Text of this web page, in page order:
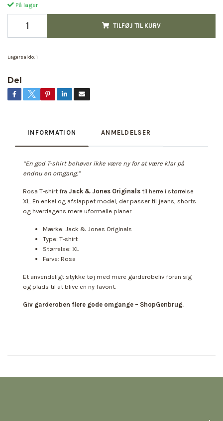
På lager
TILFØJ TIL KURV
Lagersaldo: 1
Del
INFORMATION ANMELDELSER
“En god T-shirt behøver ikke være ny for at være klar på
endnu en omgang.”
Rosa T-shirt fra Jack & Jones Originals til herre i størrelse
XL. En enkel og afslappet model, der passer til jeans, shorts
og hverdagens mere uformelle planer.
Mærke: Jack & Jones Originals
Type: T-shirt
Størrelse: XL
Farve: Rosa
Et anvendeligt stykke tøj med mere garderobeliv foran sig
og plads til at blive en ny favorit.
Giv garderoben flere gode omgange – ShopGenbrug.